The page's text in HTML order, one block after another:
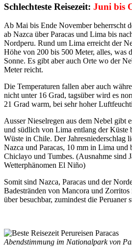
Schlechteste Reisezeit: Juni bis
Ab Mai bis Ende November beherrscht
ab Nazca über Paracas und Lima bis
Nordperu. Rund um Lima erreicht der
Höhe von 200 bis 500 Meter, alles, was
Sonne. Es gibt aber auch Orte wo der
Meter reicht.
Die Temperaturen fallen aber auch
nicht unter 16 Grad, tagsüber wird es
21 Grad warm, bei sehr hoher
Ausser Nieselregen aus dem Nebel gibt
und südlich von Lima entlang der Küste
Wüste in Chile. Der Jahresniederschlag
Nazca und Paracas, 10 mm in Lima
Chiclayo und Tumbes. (Ausnahme sind
Wetterphänomen El Niño)
Somit sind Nazca, Paracas und der
Badestränden von Mancora und Zorritos
über besuchbar, zumindest die Peruaner
Abendstimmung im Nationalpark von